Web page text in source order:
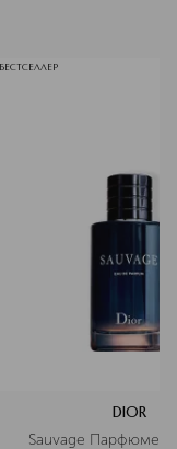
БЕСТСЕЛЛЕР
DIOR
Sauvage